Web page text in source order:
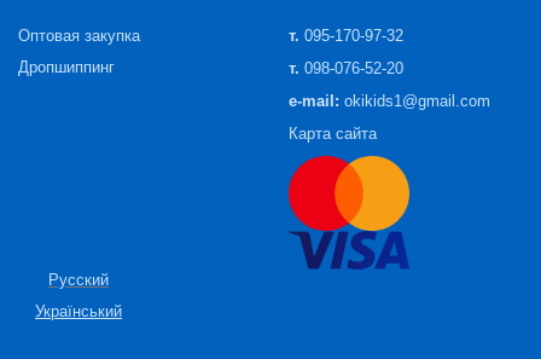
Оптовая закупка
Дропшиппинг
т. 095-170-97-32
т. 098-076-52-20
e-mail: okikids1@gmail.com
Карта сайта
Русский
Український